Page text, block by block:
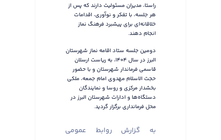
راستا، مدیران مسئولیت دارند که پس از
هر جلسه، با تفکر و نوآوری، اقدامات
خلاقانه‌ای برای پیشبرد فرهنگ نماز
انجام دهند.
دومین جلسه ستاد اقامه نماز شهرستان
البرز در سال ۱۴۰۴، به ریاست ارسلان
قاسمی فرماندار شهرستان و با حضور
حجت الاسلام مهدوی امام جمعه، ملکی
بخشدار مرکزی و روسا و نمایندگان
دستگاه‌ها و ادارات شهرستان البرز در
محل فرمانداری برگزار گردید.
به گزارش روابط عمومی